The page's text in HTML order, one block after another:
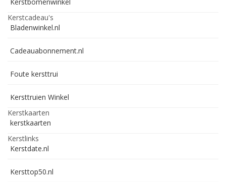
Kerstcadeau's
Bladenwinkel.nl
Cadeauabonnement.nl
Foute kersttrui
Kersttruien Winkel
Kerstkaarten
kerstkaarten
Kerstlinks
Kerstdate.nl
Kersttop50.nl